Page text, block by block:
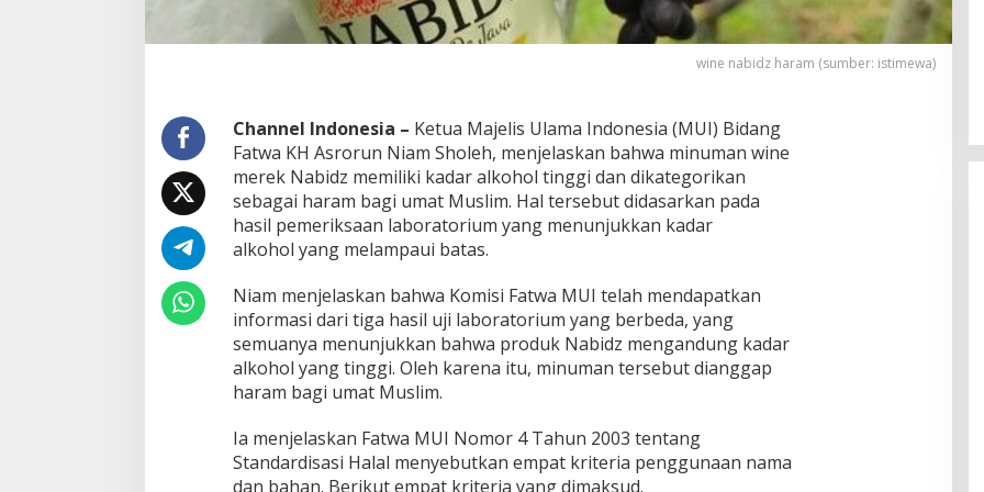
m
wine nabidz haram (sumber: istimewa)
Channel Indonesia – Ketua Majelis Ulama Indonesia (MUI) Bidang
Fatwa KH Asrorun Niam Sholeh, menjelaskan bahwa minuman wine
merek Nabidz memiliki kadar alkohol tinggi dan dikategorikan
sebagai haram bagi umat Muslim. Hal tersebut didasarkan pada
hasil pemeriksaan laboratorium yang menunjukkan kadar
alkohol yang melampaui batas.
Niam menjelaskan bahwa Komisi Fatwa MUI telah mendapatkan
informasi dari tiga hasil uji laboratorium yang berbeda, yang
semuanya menunjukkan bahwa produk Nabidz mengandung kadar
alkohol yang tinggi. Oleh karena itu, minuman tersebut dianggap
haram bagi umat Muslim.
Ia menjelaskan Fatwa MUI Nomor 4 Tahun 2003 tentang
Standardisasi Halal menyebutkan empat kriteria penggunaan nama
dan bahan. Berikut empat kriteria yang dimaksud.